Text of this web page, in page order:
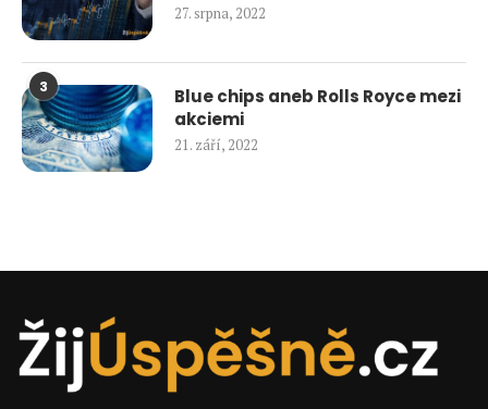
27. srpna, 2022
3
Blue chips aneb Rolls Royce mezi
akciemi
21. září, 2022